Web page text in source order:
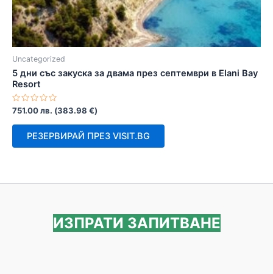
Uncategorized
5 дни със закуска за двама през септември в Elani Bay
Resort
Оценено
0
751.00лв. (383.98 €)
РЕЗЕРВИРАЙ ПРЕЗ VISIT.BG
ИЗПРАТИ ЗАПИТВАНЕ